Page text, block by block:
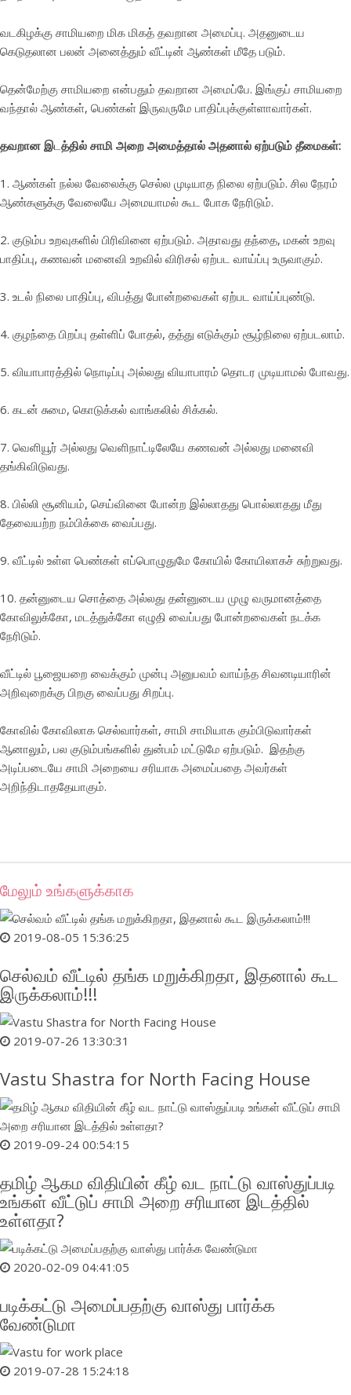
வடகிழக்கு சாமியறை மிக மிகத் தவறான அமைப்பு. அதனுடைய
கெடுதலான பலன் அனைத்தும் வீட்டின் ஆண்கள் மீதே படும்.
தென்மேற்கு சாமியறை என்பதும் தவறான அமைப்பே. இங்குப் சாமியறை
வந்தால் ஆண்கள், பெண்கள் இருவருமே பாதிப்புக்குள்ளாவார்கள்.
தவறான இடத்தில் சாமி அறை அமைத்தால் அதனால் ஏற்படும் தீமைகள்:
1. ஆண்கள் நல்ல வேலைக்கு செல்ல முடியாத நிலை ஏற்படும். சில நேரம்
ஆண்களுக்கு வேலையே அமையாமல் கூட போக நேரிடும்.
2. குடும்ப உறவுகளில் பிரிவினை ஏற்படும். அதாவது தந்தை, மகன் உறவு
பாதிப்பு, கணவன் மனைவி உறவில் விரிசல் ஏற்பட வாய்ப்பு உருவாகும்.
3. உடல் நிலை பாதிப்பு, விபத்து போன்றவைகள் ஏற்பட வாய்ப்புண்டு.
4. குழந்தை பிறப்பு தள்ளிப் போதல், தத்து எடுக்கும் சூழ்நிலை ஏற்படலாம்.
5. வியாபாரத்தில் நொடிப்பு அல்லது வியாபாரம் தொடர முடியாமல் போவது.
6. கடன் சுமை, கொடுக்கல் வாங்கலில் சிக்கல்.
7. வெளியூர் அல்லது வெளிநாட்டிலேயே கணவன் அல்லது மனைவி
தங்கிவிடுவது.
8. பில்லி சூனியம், செய்வினை போன்ற இல்லாதது பொல்லாதது மீது
தேவையற்ற நம்பிக்கை வைப்பது.
9. வீட்டில் உள்ள பெண்கள் எப்பொழுதுமே கோயில் கோயிலாகச் சுற்றுவது.
10. தன்னுடைய சொத்தை அல்லது தன்னுடைய முழு வருமானத்தை
கோவிலுக்கோ, மடத்துக்கோ எழுதி வைப்பது போன்றவைகள் நடக்க
நேரிடும்.
வீட்டில் பூஜையறை வைக்கும் முன்பு அனுபவம் வாய்ந்த சிவனடியாரின்
அறிவுறைக்கு பிறகு வைப்பது சிறப்பு.
கோவில் கோவிலாக செல்வார்கள், சாமி சாமியாக கும்பிடுவார்கள்
ஆனாலும், பல குடும்பங்களில் துன்பம் மட்டுமே ஏற்படும். இதற்கு
அடிப்படையே சாமி அறையை சரியாக அமைப்பதை அவர்கள்
அறிந்திடாததேயாகும்.
மேலும் உங்களுக்காக
2019-08-05 15:36:25
செல்வம் வீட்டில் தங்க மறுக்கிறதா, இதனால் கூட
இருக்கலாம்!!!
2019-07-26 13:30:31
Vastu Shastra for North Facing House
2019-09-24 00:54:15
தமிழ் ஆகம விதியின் கீழ் வட நாட்டு வாஸ்துப்படி
உங்கள் வீட்டுப் சாமி அறை சரியான இடத்தில்
உள்ளதா?
2020-02-09 04:41:05
படிக்கட்டு அமைப்பதற்கு வாஸ்து பார்க்க
வேண்டுமா
2019-07-28 15:24:18